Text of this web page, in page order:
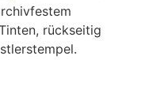
rückseitig